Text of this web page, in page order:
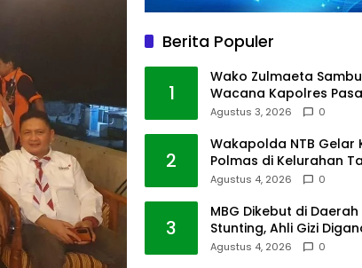
Berita Populer
1
Wako Zulmaeta
Wacana Kapolres
Kamera Pantau Lalin
Agustus 3, 2026 0
2
Wakapolda NTB Gelar
Polmas di Kelurahan
Ampenan
Agustus 4, 2026 0
3
MBG Dikebut di
Stunting, Ahli Gizi
Riset Disiapkan
Agustus 4, 2026 0